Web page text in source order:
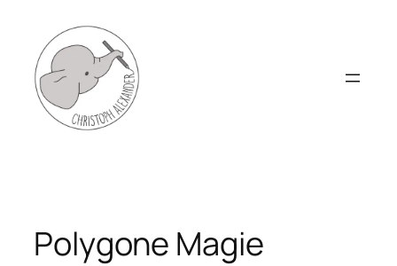
Inhalt
springen
Polygone Magie